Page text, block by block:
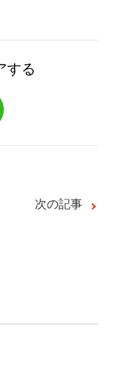
する
次の記事